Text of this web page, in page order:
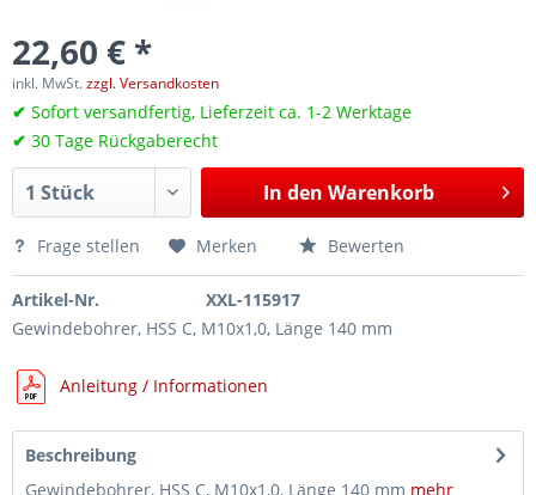
22,60 € *
inkl. MwSt.zzgl. Versandkosten
✔ Sofort versandfertig, Lieferzeit ca. 1-2 Werktage
✔ 30 Tage Rückgaberecht
In den Warenkorb
Frage stellen Merken Bewerten
Artikel-Nr.
XXL-115917
Gewindebohrer, HSS C, M10x1,0, Länge 140 mm
Anleitung / Informationen
Beschreibung
Gewindebohrer, HSS C, M10x1,0, Länge 140 mm mehr